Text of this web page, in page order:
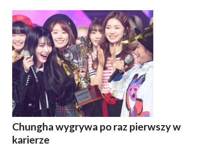
Chungha wygrywa po raz pierwszy w
karierze